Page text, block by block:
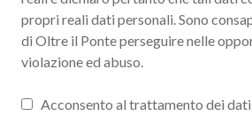
propri reali dati personali. Sono
di Oltre il Ponte perseguire nelle
violazione ed abuso.
Acconsento al trattamento dei dati